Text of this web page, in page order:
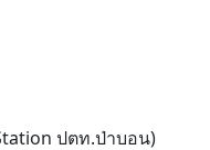
ปตท.ป่าบอน)